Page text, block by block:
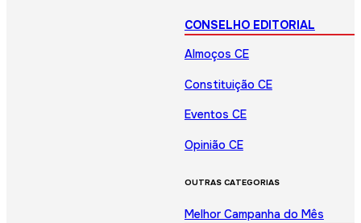
CONSELHO EDITORIAL
Almoços CE
Constituição CE
Eventos CE
Opinião CE
OUTRAS CATEGORIAS
Melhor Campanha do Mês